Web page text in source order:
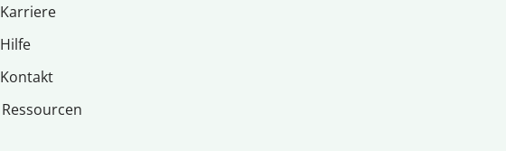
Karriere
Hilfe
Kontakt
Ressourcen